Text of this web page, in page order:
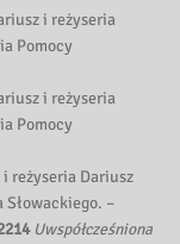
i reżyseria
Pomocy
i reżyseria
Pomocy
reżyseria Dariusz
–
Uwspółcześniona